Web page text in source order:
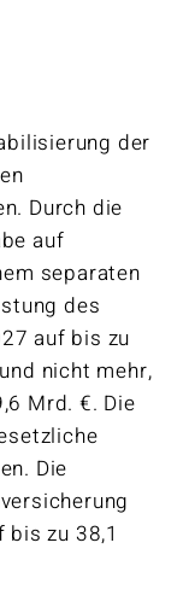
der
Durch die
auf
separaten
des
auf bis zu
nicht mehr,
Mrd. €. Die
Die
zu 38,1